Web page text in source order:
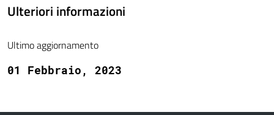
Ulteriori informazioni
Ultimo aggiornamento
01 Febbraio, 2023